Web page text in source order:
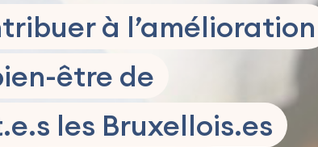
à l’amélioration
être de
les Bruxellois.es